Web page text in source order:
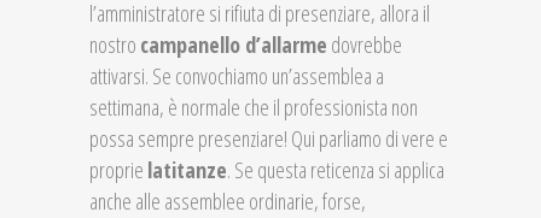
l’amministratore si rifiuta di presenziare, allora il
nostro campanello d’allarme dovrebbe
attivarsi. Se convochiamo un’assemblea a
settimana, è normale che il professionista non
possa sempre presenziare! Qui parliamo di vere e
proprie latitanze. Se questa reticenza si applica
anche alle assemblee ordinarie, forse,